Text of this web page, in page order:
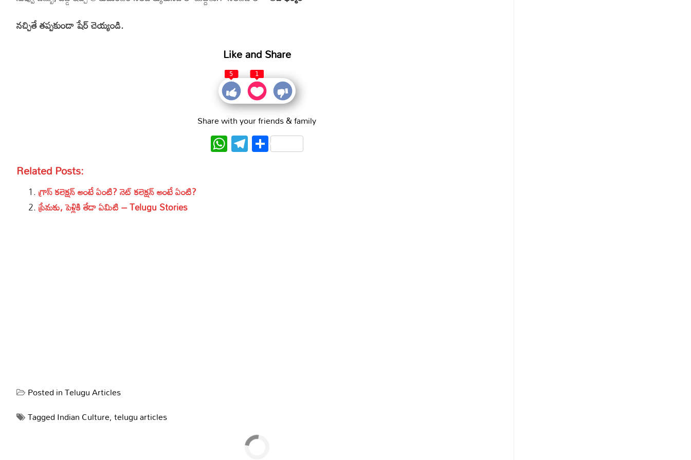
నచ్చితే తప్పకుండా షేర్ చెయ్యండి.
Like and Share
5 1
Share with your friends & family
WhatsApp
Telegram
Share
Related Posts:
గ్రాస్ కలెక్షన్ అంటే ఏంటి? నెట్ కలెక్షన్ అంటే ఏంటి?
ప్రేమకు, పెళ్లికి తేడా ఏమిటి – Telugu Stories
Posted inTelugu Articles
TaggedIndian Culture,telugu articles